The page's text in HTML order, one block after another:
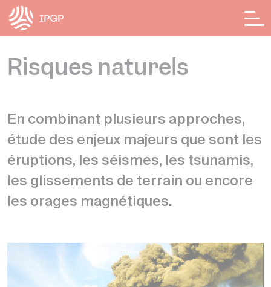
Risques naturels
En combinant plusieurs approches,
étude des enjeux majeurs que sont les
éruptions, les séismes, les tsunamis,
les glissements de terrain ou encore
les orages magnétiques.
Panneau de gestion des cookies